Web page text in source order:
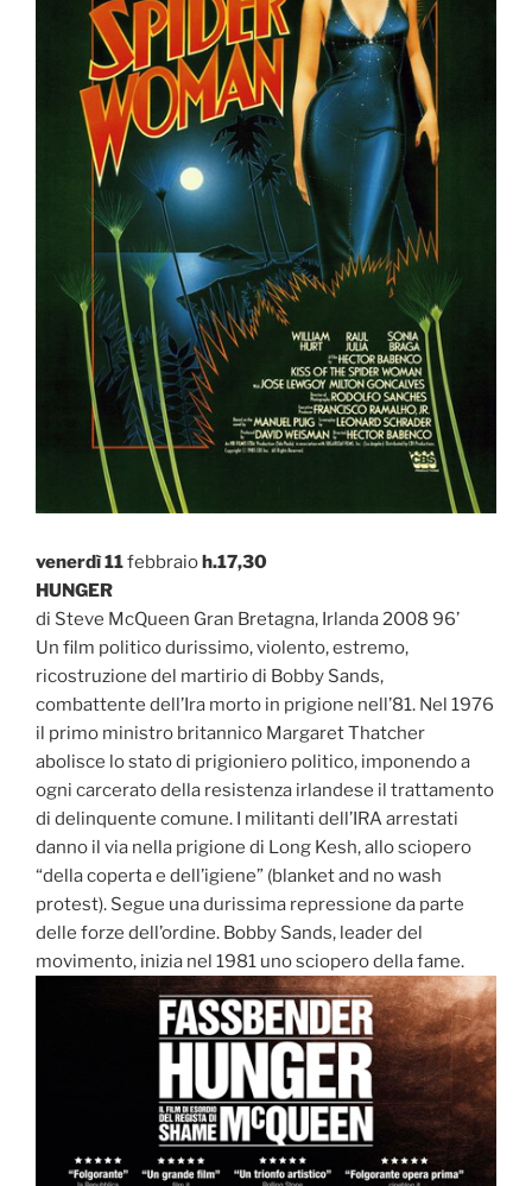
venerdì 11febbraioh.17,30
HUNGER
di Steve McQueen Gran Bretagna, Irlanda 2008 96’
Un film politico durissimo, violento, estremo,
ricostruzione del martirio di Bobby Sands,
combattente dell’Ira morto in prigione nell’81. Nel 1976
il primo ministro britannico Margaret Thatcher
abolisce lo stato di prigioniero politico, imponendo a
ogni carcerato della resistenza irlandese il trattamento
di delinquente comune. I militanti dell’IRA arrestati
danno il via nella prigione di Long Kesh, allo sciopero
“della coperta e dell’igiene” (blanket and no wash
protest). Segue una durissima repressione da parte
delle forze dell’ordine. Bobby Sands, leader del
movimento, inizia nel 1981 uno sciopero della fame.